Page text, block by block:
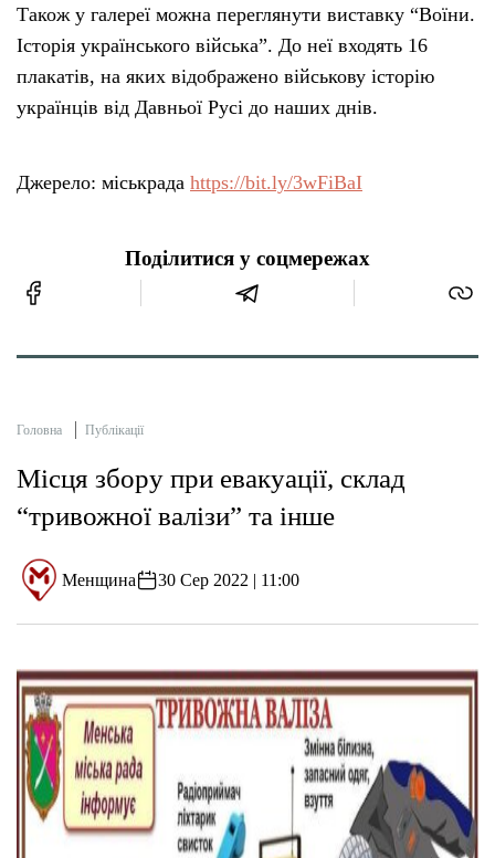
Також у галереї можна переглянути виставку “Воїни.
Історія українського війська”. До неї входять 16
плакатів, на яких відображено військову історію
українців від Давньої Русі до наших днів.
Джерело: міськрада https://bit.ly/3wFiBaI
Поділитися у соцмережах
Головна Публікації
Місця збору при евакуації, склад
“тривожної валізи” та інше
Менщина 30 Сер 2022 | 11:00